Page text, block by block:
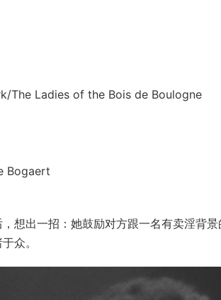
Ladies of the Bois de Boulogne
Bogaert
想出一招：她鼓励对方跟一名有卖淫背景
众。